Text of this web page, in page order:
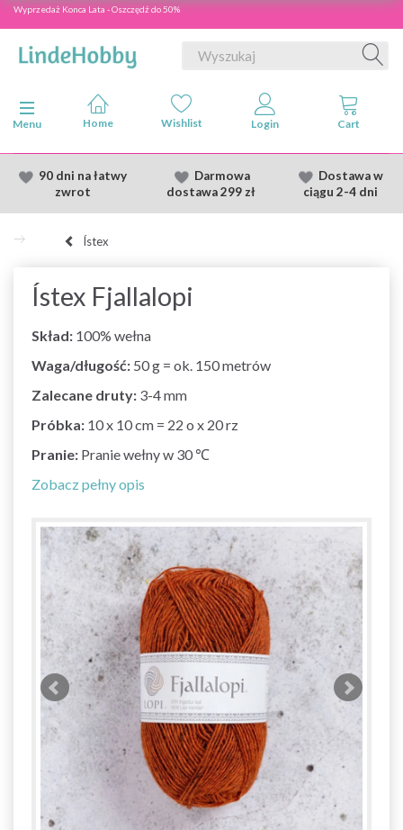
Wyprzedaż Konca Lata - Oszczędź do 50%
Przełącz nawigację
Menu
90 dni na łatwy
zwrot
Darmowa
dostawa299 zł
Dostawaw
ciągu 2-4 dni
Ístex
Ístex Fjallalopi
Skład: 100% wełna
Waga/długość: 50 g = ok. 150 metrów
Zalecane druty: 3-4 mm
Próbka: 10 x 10 cm = 22 o x 20 rz
Pranie: Pranie wełny w 30 ℃
Zobacz pełny opis